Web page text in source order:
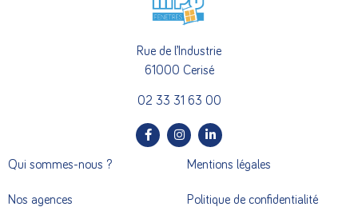
Rue de l’Industrie
61000 Cerisé
02 33 31 63 00
Qui sommes-nous ?
Nos agences
Mentions légales
Politique de confidentialité